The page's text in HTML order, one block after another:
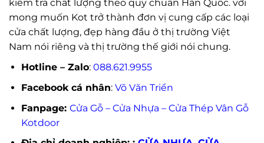
kiểm tra chất lượng theo quy chuẩn Hàn Quốc. với
mong muốn Kot trở thành đơn vị cung cấp các loại
cửa chất lượng, đẹp hàng đầu ở thị trường Việt
Nam nói riêng và thị trường thế giới nói chung.
Hotline – Zalo: 088.621.9955
Facebook cá nhân: Võ Văn Triển
Fanpage: Cửa Gỗ – Cửa Nhựa – Cửa Thép Vân Gỗ
Kotdoor